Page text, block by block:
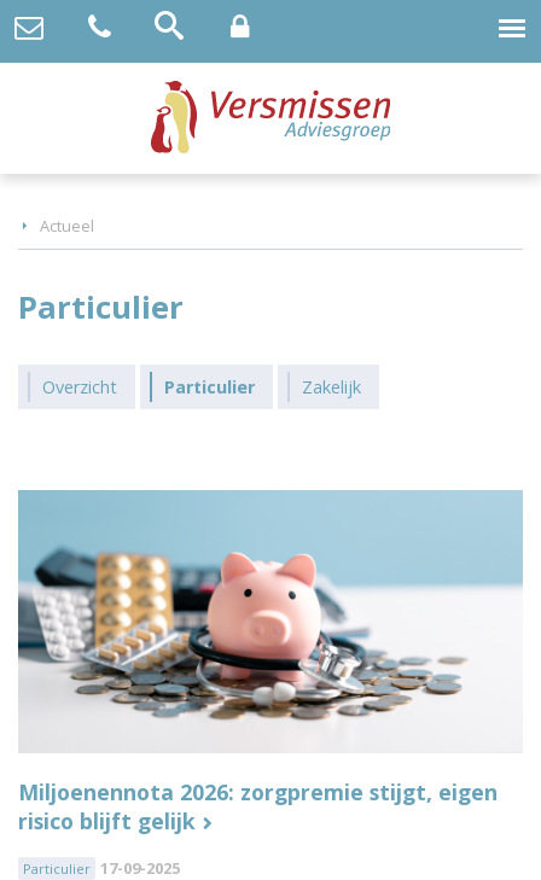
Actueel
Particulier
Overzicht Particulier Zakelijk
Miljoenennota 2026: zorgpremie stijgt, eigen
risico blijft gelijk
Particulier 17-09-2025